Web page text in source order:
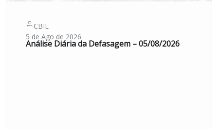
CBIE
5 de Ago de 2026
Análise Diária da Defasagem – 05/08/2026